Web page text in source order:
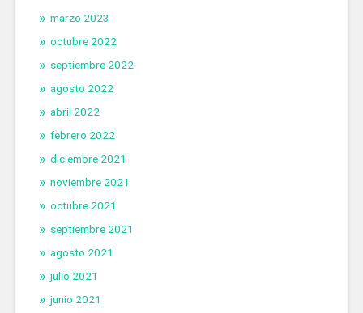
marzo 2023
octubre 2022
septiembre 2022
agosto 2022
abril 2022
febrero 2022
diciembre 2021
noviembre 2021
octubre 2021
septiembre 2021
agosto 2021
julio 2021
junio 2021